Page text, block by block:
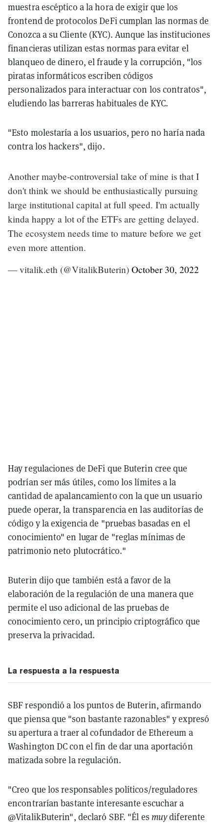
muestra escéptico a la hora de exigir que los
frontend de protocolos DeFi cumplan las normas de
Conozca a su Cliente (KYC). Aunque las instituciones
financieras utilizan estas normas para evitar el
blanqueo de dinero, el fraude y la corrupción, "los
piratas informáticos escriben códigos
personalizados para interactuar con los contratos",
eludiendo las barreras habituales de KYC.
"Esto molestaría a los usuarios, pero no haría nada
contra los hackers", dijo.
Another maybe-controversial take of mine is that I
don't think we should be enthusiastically pursuing
large institutional capital at full speed. I'm actually
kinda happy a lot of the ETFs are getting delayed.
The ecosystem needs time to mature before we get
even more attention.
— vitalik.eth (@VitalikButerin) October 30, 2022
Hay regulaciones de DeFi que Buterin cree que
podrían ser más útiles, como los límites a la
cantidad de apalancamiento con la que un usuario
puede operar, la transparencia en las auditorías de
código y la exigencia de "pruebas basadas en el
conocimiento" en lugar de "reglas mínimas de
patrimonio neto plutocrático."
Buterin dijo que también está a favor de la
elaboración de la regulación de una manera que
permite el uso adicional de las pruebas de
conocimiento cero, un principio criptográfico que
preserva la privacidad.
La respuesta a la respuesta
SBF respondió a los puntos de Buterin, afirmando
que piensa que "son bastante razonables" y expresó
su apertura a traer al cofundador de Ethereum a
Washington DC con el fin de dar una aportación
matizada sobre la regulación.
"Creo que los responsables políticos/reguladores
encontrarían bastante interesante escuchar a
@VitalikButerin", declaró SBF. "Él es muydiferente